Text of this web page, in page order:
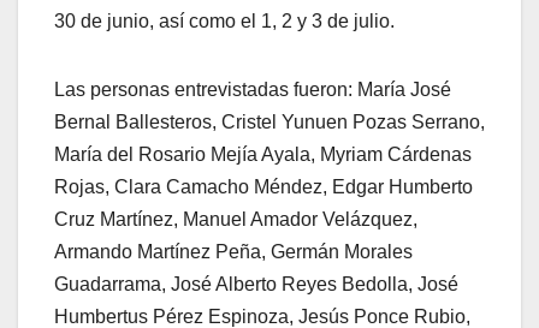
30 de junio, así como el 1, 2 y 3 de julio.
Las personas entrevistadas fueron: María José
Bernal Ballesteros, Cristel Yunuen Pozas Serrano,
María del Rosario Mejía Ayala, Myriam Cárdenas
Rojas, Clara Camacho Méndez, Edgar Humberto
Cruz Martínez, Manuel Amador Velázquez,
Armando Martínez Peña, Germán Morales
Guadarrama, José Alberto Reyes Bedolla, José
Humbertus Pérez Espinoza, Jesús Ponce Rubio,